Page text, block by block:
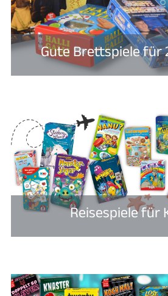
Gute Brettspiele für
Reisespiele für